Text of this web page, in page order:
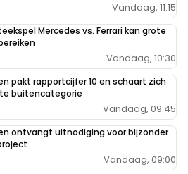
Vandaag, 11:15
Mercedes vs. Ferrari kan grote
Vandaag, 10:30
pakt rapportcijfer 10 en schaart zich
buitencategorie
Vandaag, 09:45
ontvangt uitnodiging voor bijzonder
Vandaag, 09:00